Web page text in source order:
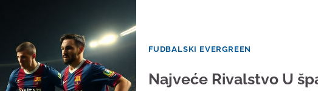
FUDBALSKI EVERGREEN
Najveće Rivalstvo U